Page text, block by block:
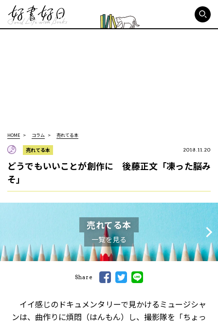
HOME コラム 売れてる本
売れてる本 2018.11.20
どうでもいいことが創作に 後藤正文「凍った脳み
そ」
売れてる本
一覧を見る
Share
イイ感じのドキュメンタリーで見かけるミュージシャ
ンは、曲作りに煩悶（はんもん）し、撮影隊を「ちょっ